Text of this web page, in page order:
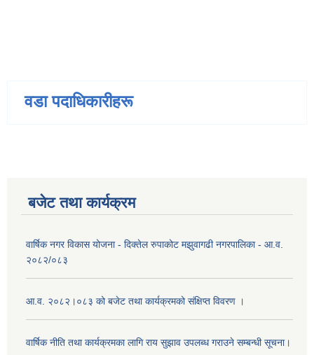
वडा पदाधिकारीहरू
बजेट तथा कार्यक्रम
वार्षिक नगर विकास योजना - दिक्तेल रुपाकोट मझुवागढी नगरपालिका - आ.व.
२०८२/०८३
आ.व. २०८२।०८३ को बजेट तथा कार्यक्रमको संक्षिप्त विवरण ।
वार्षिक नीति तथा कार्यक्रमका लागि राय सुझाव उपलब्ध गराउने सम्बन्धी सूचना।